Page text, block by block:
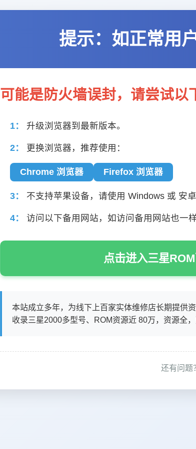
提示：如正常用
可能是防火墙误封，请尝试以
1： 升级浏览器到最新版本。
2： 更换浏览器，推荐使用：
Chrome 浏览器 Firefox 浏览器
3： 不支持苹果设备，请使用 Windows 或 安卓
4： 访问以下备用网站，如访问备用网站也一
点击进入三星
本站成立多年，为线下上百家实体维修店长期提供资
收录三星2000多型号、ROM资源近 80万，资源全
还有问题